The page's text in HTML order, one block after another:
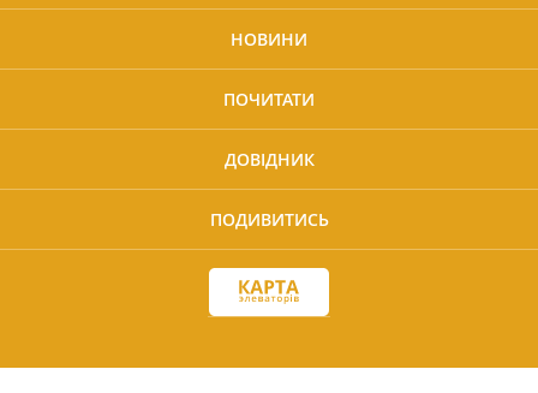
НОВИНИ
ПОЧИТАТИ
ДОВІДНИК
ПОДИВИТИСЬ